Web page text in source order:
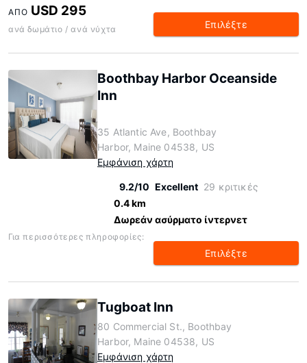
ΑΠΌ USD 295
ανά δωμάτιο / ανά νύχτα Επιλέξτε
Boothbay Harbor Oceanside
Inn
35 Atlantic Ave, Boothbay
Harbor, Maine 04538, US
Εμφάνιση χάρτη
9.2/10 Excellent 29 κριτικές
0.4 km
Δωρεάν ασύρματο ίντερνετ
Για περισσότερες πληροφορίες:
Επιλέξτε
Tugboat Inn
80 Commercial St., Boothbay
Harbor, Maine 04538, US
Εμφάνιση χάρτη